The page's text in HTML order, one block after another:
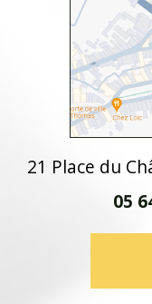
21 Place du
05